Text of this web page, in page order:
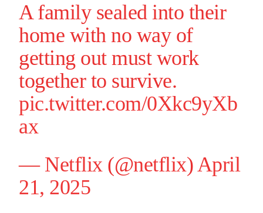
A family sealed into their
home with no way of
getting out must work
together to survive.
pic.twitter.com/0Xkc9yXb
ax
— Netflix(@netflix)April
21, 2025